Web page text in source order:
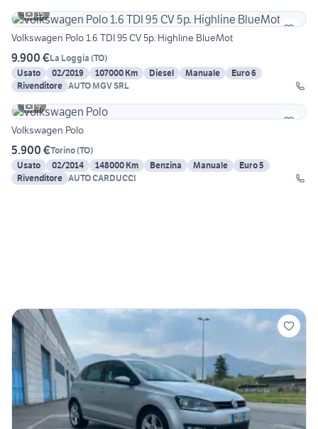
15
Volkswagen Polo 1.6 TDI 95 CV 5p. Highline BlueMot
9.900 €La Loggia (TO)
Usato
02/2019 107000 Km Diesel Manuale
Euro 6
Rivenditore AUTO MGV SRL
9
Volkswagen Polo
5.900 €Torino(TO)
Usato
02/2014 148000 Km Benzina Manuale
Euro 5
Rivenditore AUTO CARDUCCI